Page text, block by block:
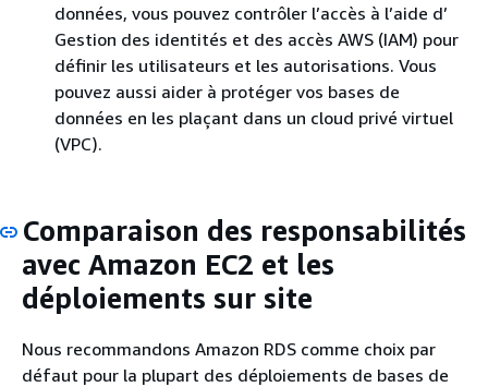
données, vous pouvez contrôler l’accès à l’aide d’
Gestion des identités et des accès AWS (IAM) pour
définir les utilisateurs et les autorisations. Vous
pouvez aussi aider à protéger vos bases de
données en les plaçant dans un cloud privé virtuel
(VPC).
Comparaison des responsabilités
avec Amazon EC2 et les
déploiements sur site
Nous recommandons Amazon RDS comme choix par
défaut pour la plupart des déploiements de bases de